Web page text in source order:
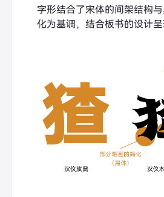
字形结合了宋体的间架结构
化为基调，结合板书的设计呈